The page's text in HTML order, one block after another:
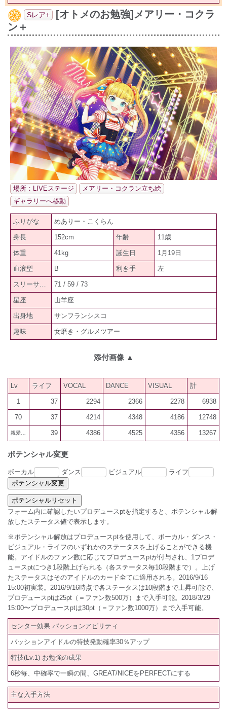
Sレア+
[オトメのお勉強]メアリー・コクラ
ン＋
場所：LIVEステージ
メアリー・コクラン立ち絵
ギャラリーへ移動
ふりがな めありー・こくらん
身長 152cm 年齢 11歳
体重 41kg 誕生日 1月19日
血液型 B 利き手 左
スリーサイズ 71 / 59 / 73
星座 山羊座
出身地 サンフランシスコ
趣味 女磨き・グルメツアー
添付画像 ▲
Lv ライフ VOCAL DANCE VISUAL 計
1 37 2294 2366 2278 6938
70 37 4214 4348 4186 12748
親愛300 39 4386 4525 4356 13267
ポテンシャル変更
ボーカル ダンス ビジュアル ライフ
フォーム内に確認したいプロデュースptを指定すると、ポテンシャル解
放したステータス値で表示します。
※ポテンシャル解放はプロデュースptを使用して、ボーカル・ダンス・
ビジュアル・ライフのいずれかのステータスを上げることができる機
能。アイドルのファン数に応じてプロデュースptが付与され、1プロデ
ュースptにつき1段階上げられる（各ステータス毎10段階まで）。上げ
たステータスはそのアイドルのカード全てに適用される。2016/9/16
15:00初実装。2016/9/16時点で各ステータスは10段階まで上昇可能で、
プロデュースptは25pt（＝ファン数500万）まで入手可能。2018/3/29
15:00〜プロデュースptは30pt（＝ファン数1000万）まで入手可能。
センター効果 パッションアビリティ
パッションアイドルの特技発動確率30％アップ
特技(Lv.1) お勉強の成果
6秒毎、中確率で一瞬の間、GREAT/NICEをPERFECTにする
主な入手方法